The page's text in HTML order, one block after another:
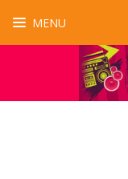
MENU